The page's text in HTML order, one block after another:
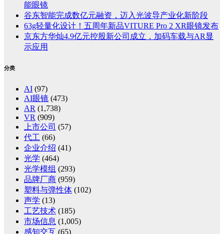
能眼镜
谷东智能完成数亿元融资，迈入光波导产业化新阶段
63g轻量化设计！五周年新品VITURE Pro 2 XR眼镜发布
京东方华灿4.9亿元控股新公司成立，加码车载与AR显
示应用
分类
AI (97)
AI眼镜 (473)
AR (1,738)
VR (909)
上市公司 (57)
代工 (66)
企业介绍 (41)
光学 (464)
光学模组 (293)
品牌厂商 (959)
塑料与弹性体 (102)
声学 (13)
工艺技术 (185)
市场信息 (1,005)
感知交互 (65)